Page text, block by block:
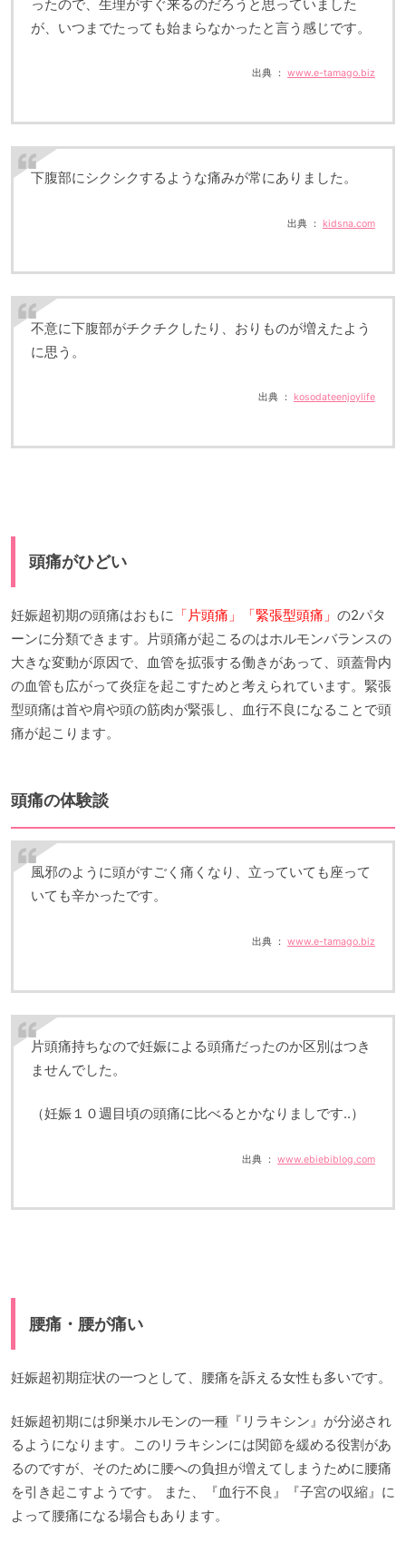
ったので、生理がすぐ来るのだろうと思っていました
が、いつまでたっても始まらなかったと言う感じです。
出典 ：www.e-tamago.biz
下腹部にシクシクするような痛みが常にありました。
出典 ： kidsna.com
不意に下腹部がチクチクしたり、おりものが増えたよう
に思う。
出典 ：kosodateenjoylife
頭痛がひどい
妊娠超初期の頭痛はおもに 「片頭痛」「緊張型頭痛」 の2パタ
ーンに分類できます。片頭痛が起こるのはホルモンバランスの
大きな変動が原因で、血管を拡張する働きがあって、頭蓋骨内
の血管も広がって炎症を起こすためと考えられています。緊張
型頭痛は首や肩や頭の筋肉が緊張し、血行不良になることで頭
痛が起こります。
頭痛の体験談
風邪のように頭がすごく痛くなり、立っていても座って
いても辛かったです。
出典 ：www.e-tamago.biz
片頭痛持ちなので妊娠による頭痛だったのか区別はつき
ませんでした。
（妊娠１０週目頃の頭痛に比べるとかなりましです..）
出典 ：www.ebiebiblog.com
腰痛・腰が痛い
妊娠超初期症状の一つとして、腰痛を訴える女性も多いです。
妊娠超初期には卵巣ホルモンの一種『リラキシン』が分泌され
るようになります。このリラキシンには関節を緩める役割があ
るのですが、そのために腰への負担が増えてしまうために腰痛
を引き起こすようです。 また、『血行不良』『子宮の収縮』に
よって腰痛になる場合もあります。